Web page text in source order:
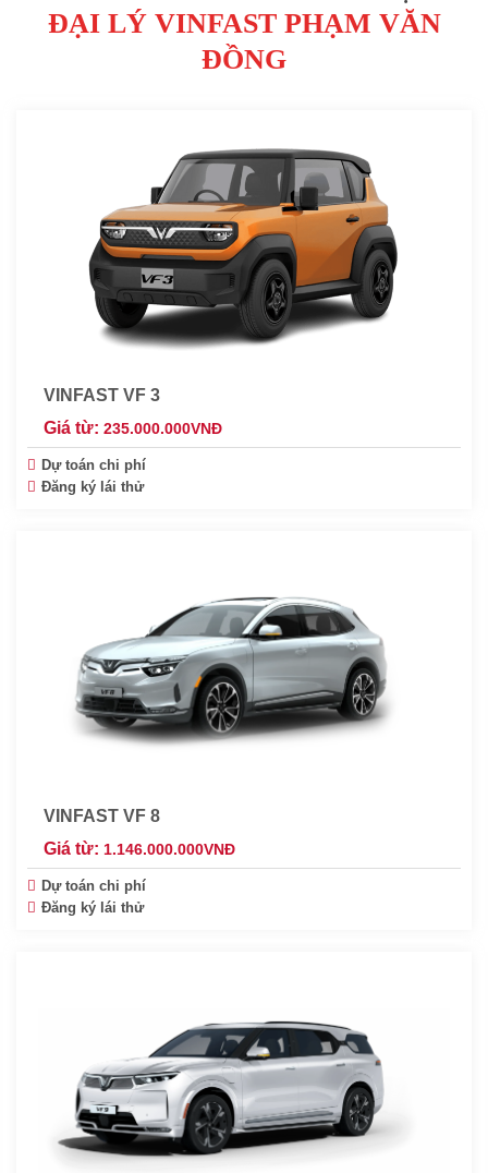
ĐẠI LÝ VINFAST PHẠM VĂN
ĐỒNG
VINFAST VF 3
Giá từ: 235.000.000VNĐ
Dự toán chi phí
Đăng ký lái thử
VINFAST VF 8
Giá từ: 1.146.000.000VNĐ
Dự toán chi phí
Đăng ký lái thử